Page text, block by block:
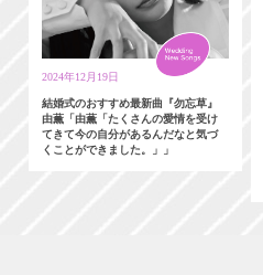
2024年12月19日
結婚式のおすすめ最新曲『勿忘草』
由薫「由薫「たくさんの愛情を受け
てきて今の自分があるんだなと気づ
くことができました。」」